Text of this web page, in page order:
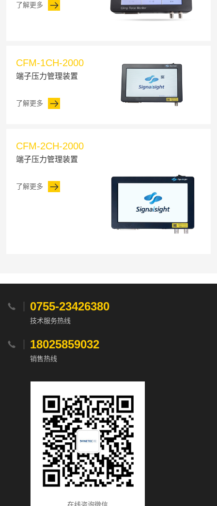
了解更多
CFM-1CH-2000
端子压力管理装置
了解更多
CFM-2CH-2000
端子压力管理装置
了解更多
 0755-23426380
技术服务热线
 18025859032
销售热线